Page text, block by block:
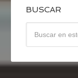
BUSCAR